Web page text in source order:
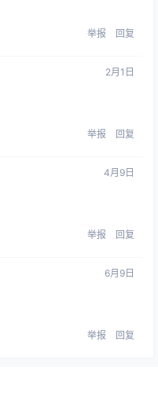
举报 回复
2月1日
举报 回复
4月9日
举报 回复
6月9日
举报 回复